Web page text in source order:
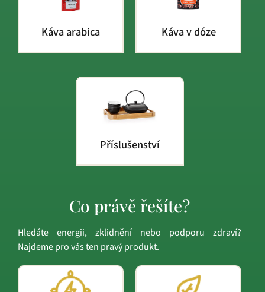
Káva arabica Káva v dóze
Příslušenství
Co právě řešíte?
Hledáte energii, zklidnění nebo podporu zdraví?
Najdeme pro vás ten pravý produkt.